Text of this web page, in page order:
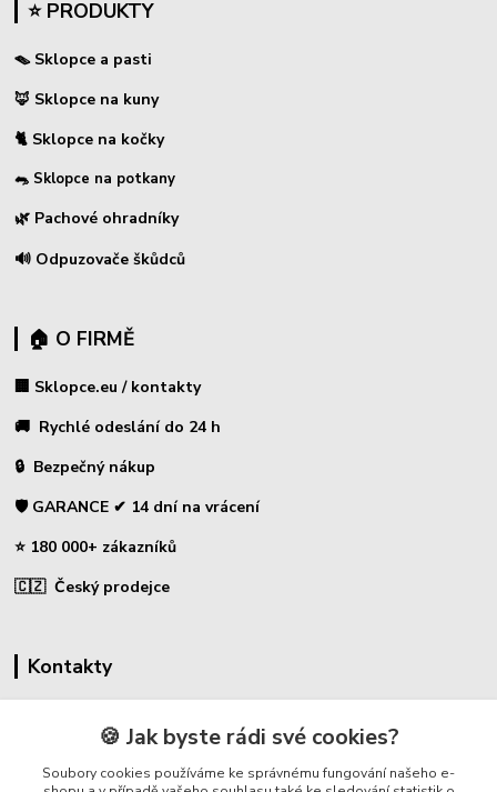
⭐ PRODUKTY
🪤 Sklopce a pasti
🦊 Sklopce na kuny
🐈 Sklopce na kočky
🐀 Sklopce na potkany
🌿 Pachové ohradníky
🔊 Odpuzovače škůdců
🏠 O FIRMĚ
🏢 Sklopce.eu / kontakty
🚚 Rychlé odeslání do 24 h
🔒 Bezpečný nákup
🛡️ GARANCE ✔ 14 dní na vrácení
⭐ 180 000+ zákazníků
🇨🇿 Český prodejce
Kontakty
🛡️ Zákaznická podpora
🍪 Jak byste rádi své cookies?
Soubory cookies používáme ke správnému fungování našeho e-